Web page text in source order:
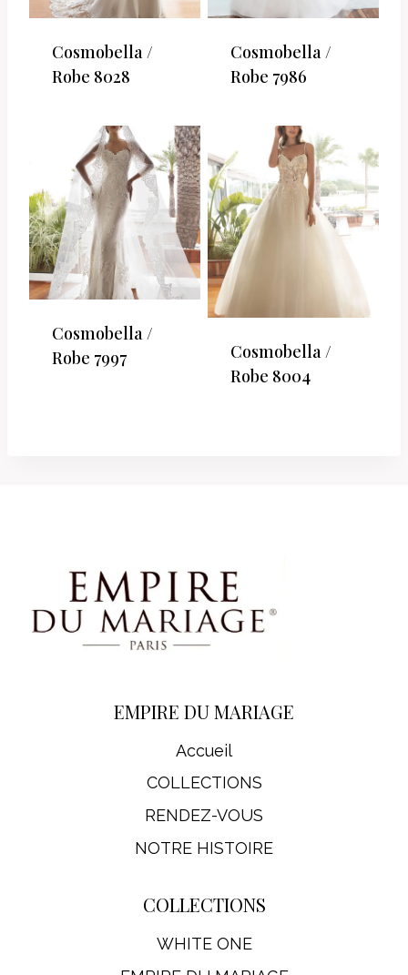
Cosmobella /
Robe 8028
Cosmobella /
Robe 7986
Cosmobella /
Robe 7997
Cosmobella /
Robe 8004
EMPIRE DU MARIAGE
Accueil
COLLECTIONS
RENDEZ-VOUS
NOTRE HISTOIRE
COLLECTIONS
WHITE ONE